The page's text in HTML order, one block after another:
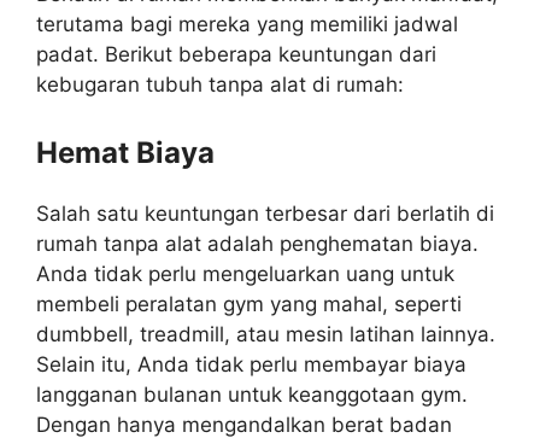
terutama bagi mereka yang memiliki jadwal
padat. Berikut beberapa keuntungan dari
kebugaran tubuh tanpa alat di rumah:
Hemat Biaya
Salah satu keuntungan terbesar dari berlatih di
rumah tanpa alat adalah penghematan biaya.
Anda tidak perlu mengeluarkan uang untuk
membeli peralatan gym yang mahal, seperti
dumbbell, treadmill, atau mesin latihan lainnya.
Selain itu, Anda tidak perlu membayar biaya
langganan bulanan untuk keanggotaan gym.
Dengan hanya mengandalkan berat badan